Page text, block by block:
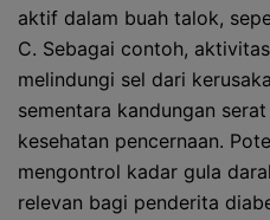
aktif dalam buah talok,
C. Sebagai contoh,
melindungi sel dari
sementara kandungan
kesehatan pencernaan.
mengontrol kadar gula
relevan bagi penderita